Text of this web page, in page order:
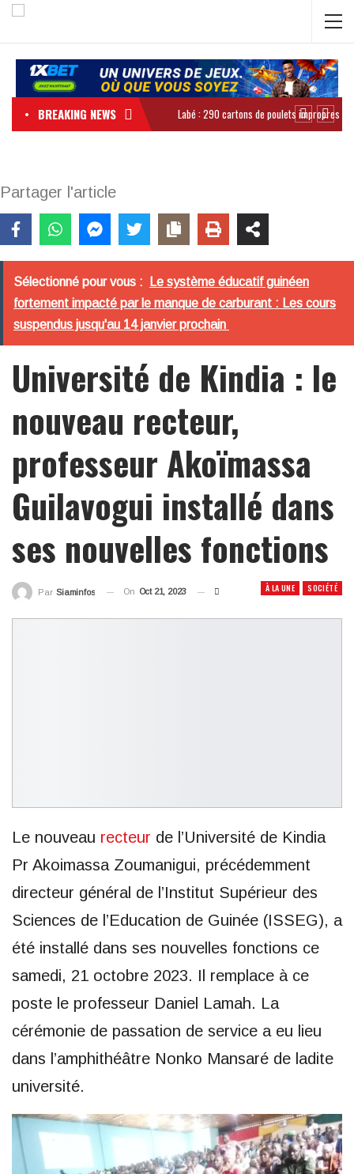
BREAKING NEWS
Partager l'article
Sélectionné pour vous :
Le système éducatif guinéen
fortement impacté par le manque de carburant : Les cours
suspendus jusqu'au 14 janvier prochain
Université de Kindia : le
nouveau recteur,
professeur Akoïmassa
Guilavogui installé dans
ses nouvelles fonctions
À LA UNE SOCIÉTÉ
Par Siaminfos On Oct 21, 2023
Le nouveau recteur de l’Université de Kindia
Pr Akoimassa Zoumanigui, précédemment
directeur général de l’Institut Supérieur des
Sciences de l’Education de Guinée (ISSEG), a
été installé dans ses nouvelles fonctions ce
samedi, 21 octobre 2023. Il remplace à ce
poste le professeur Daniel Lamah. La
cérémonie de passation de service a eu lieu
dans l’amphithéâtre Nonko Mansaré de ladite
université.